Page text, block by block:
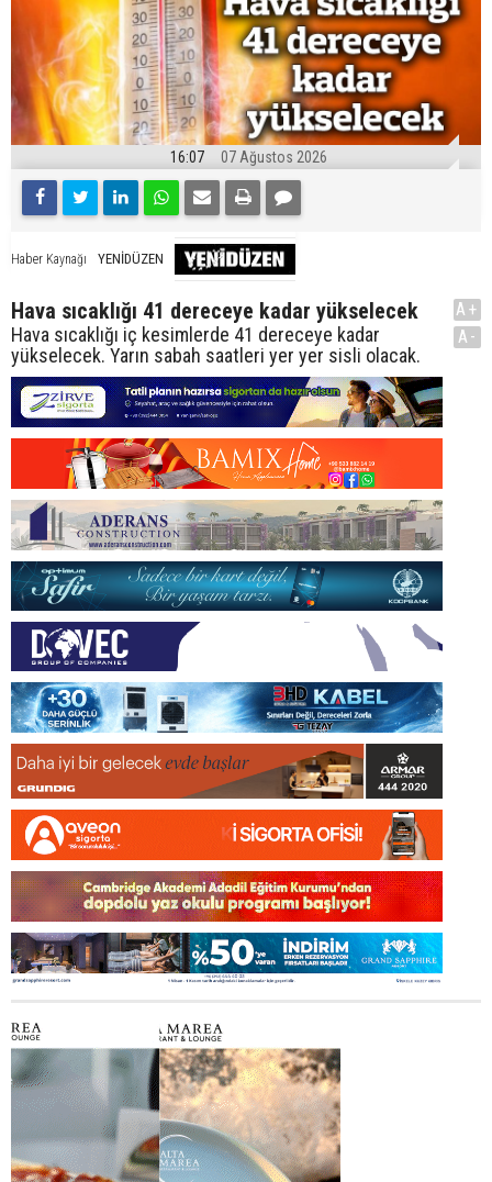
16:07 07 Ağustos 2026
Haber Kaynağı YENİDÜZEN
Hava sıcaklığı 41 dereceye kadar yükselecek
Hava sıcaklığı iç kesimlerde 41 dereceye kadar
yükselecek. Yarın sabah saatleri yer yer sisli olacak.
A+
A-